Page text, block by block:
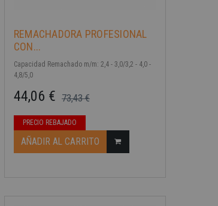
REMACHADORA PROFESIONAL
CON...
Capacidad Remachado m/m: 2,4 - 3,0/3,2 - 4,0 -
4,8/5,0
73,43 €
44,06 €
PRECIO REBAJADO
AÑADIR AL CARRITO